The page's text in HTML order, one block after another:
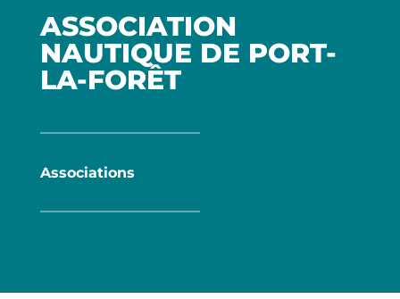
WEBCAM
PORTAIL PLAISANCIER
ASSOCIATION
NAUTIQUE DE PORT-
LA-FORÊT
Associations